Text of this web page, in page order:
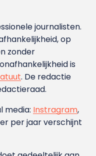
journalisten.
op
zonder
is
. De redactie
media: Instragram,
per jaar verschijnt